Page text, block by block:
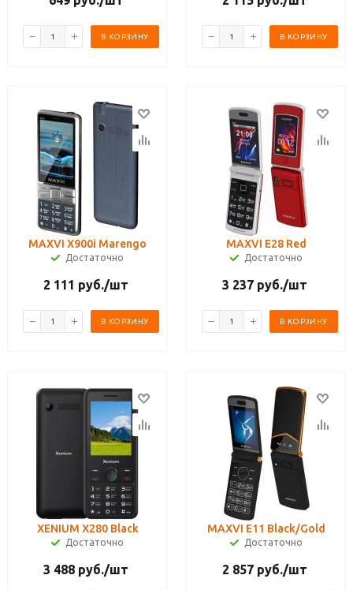
В КОРЗИНУ В КОРЗИНУ
MAXVI X900i Marengo
Достаточно
2 111 руб./шт
В КОРЗИНУ
MAXVI E28 Red
Достаточно
3 237 руб./шт
В КОРЗИНУ
XENIUM X280 Black
Достаточно
3 488 руб./шт
MAXVI E11 Black/Gold
Достаточно
2 857 руб./шт